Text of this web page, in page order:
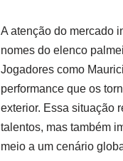
A atenção do mercado
nomes do elenco
Jogadores como
performance que os
exterior. Essa situação
talentos, mas também
meio a um cenário